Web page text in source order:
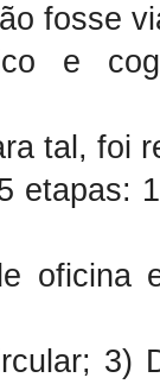
fosse
e
tal, foi
etapas:
oficina
3)